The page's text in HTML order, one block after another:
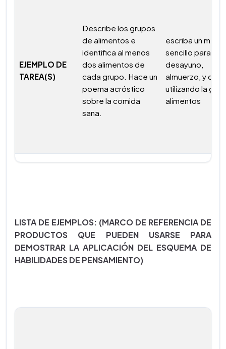
EJEMPLO DE
TAREA(S)
Describe los grupos
de alimentos e
identifica al menos
dos alimentos de
cada grupo. Hace un
poema acróstico
sobre la comida
sana.
escriba un menú
sencillo para
desayuno,
almuerzo, y
utilizando la
alimentos
LISTA DE EJEMPLOS: (MARCO DE REFERENCIA DE
PRODUCTOS QUE PUEDEN USARSE PARA
DEMOSTRAR LA APLICACIÓN DEL ESQUEMA DE
HABILIDADES DE PENSAMIENTO)